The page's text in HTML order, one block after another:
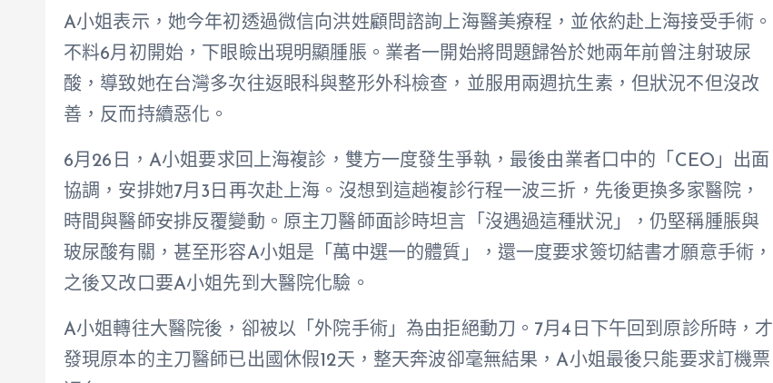
A小姐表示，她今年初透過微信向洪姓顧問諮詢上海醫美療程，並依約赴上海接受手術。
不料6月初開始，下眼瞼出現明顯腫脹。業者一開始將問題歸咎於她兩年前曾注射玻尿
酸，導致她在台灣多次往返眼科與整形外科檢查，並服用兩週抗生素，但狀況不但沒改
善，反而持續惡化。
6月26日，A小姐要求回上海複診，雙方一度發生爭執，最後由業者口中的「CEO」出面
協調，安排她7月3日再次赴上海。沒想到這趟複診行程一波三折，先後更換多家醫院，
時間與醫師安排反覆變動。原主刀醫師面診時坦言「沒遇過這種狀況」，仍堅稱腫脹與
玻尿酸有關，甚至形容A小姐是「萬中選一的體質」，還一度要求簽切結書才願意手術，
之後又改口要A小姐先到大醫院化驗。
A小姐轉往大醫院後，卻被以「外院手術」為由拒絕動刀。7月4日下午回到原診所時，才
發現原本的主刀醫師已出國休假12天，整天奔波卻毫無結果，A小姐最後只能要求訂機票